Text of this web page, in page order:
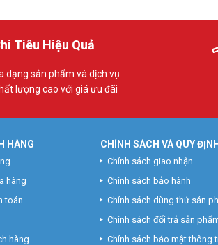
Tiêu Hiệu Quả
dạng sản phẩm và dịch vụ
lượng cao với giá ưu đãi
HÀNG
hàng
toán
hàng
CHÍNH SÁCH VÀ QUY ĐỊNH
Chính sách giao nhận
Chính sách bảo hành
Chính sách dùng thử sản
Chính sách đổi trả sản
Chính sách bảo mật thông